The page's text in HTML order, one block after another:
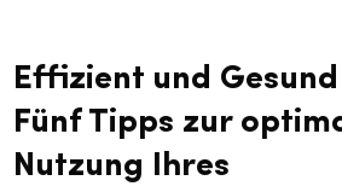
Effizient und
Fünf Tipps zur
Nutzung Ihres